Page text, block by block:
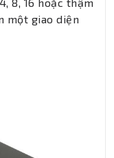
một giao diện